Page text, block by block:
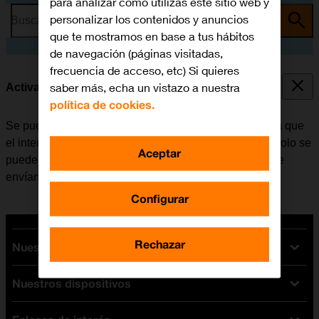
Busca por problema o tema
Activar o desactivar la identificación de llamadas
Se puede desactivar la identificación de llamadas para que
el interlocutor no pueda ver quién realiza la llamada. Solo se
puede ocultar el número con las llamadas de voz. Si se
envían mensajes, el destinatario podrá ver el número.
Nuestras tarifas
Tarifas Orange
Tarifas fibra y móvil
Nuestros dispositivos
personalizar los contenidos y anuncios
que te mostramos en base a tus hábitos
de navegación (páginas visitadas,
frecuencia de acceso, etc) Si quieres
saber más, echa un vistazo a nuestra
política de cookies.
Configurar
Rechazar
Aceptar